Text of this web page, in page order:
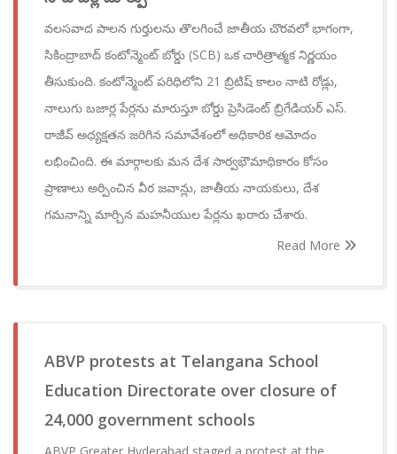
వలసవాద పాలన గుర్తులను తొలగించే జాతీయ చొరవలో భాగంగా,
సికింద్రాబాద్ కంటోన్మెంట్ బోర్డు (SCB) ఒక చారిత్రాత్మక నిర్ణయం
తీసుకుంది. కంటోన్మెంట్ పరిధిలోని 21 బ్రిటిష్ కాలం నాటి రోడ్లు,
నాలుగు బజార్ల పేర్లను మారుస్తూ బోర్డు ప్రెసిడెంట్ బ్రిగేడియర్ ఎస్.
రాజీవ్ అధ్యక్షతన జరిగిన సమావేశంలో అధికారిక ఆమోదం
లభించింది. ఈ మార్గాలకు మన దేశ సార్వభౌమాధికారం కోసం
ప్రాణాలు అర్పించిన వీర జవాన్లు, జాతీయ నాయకులు, దేశ
గమనాన్ని మార్చిన మహనీయుల పేర్లను ఖరారు చేశారు.
Read More
ABVP protests at Telangana School
Education Directorate over closure of
24,000 government schools